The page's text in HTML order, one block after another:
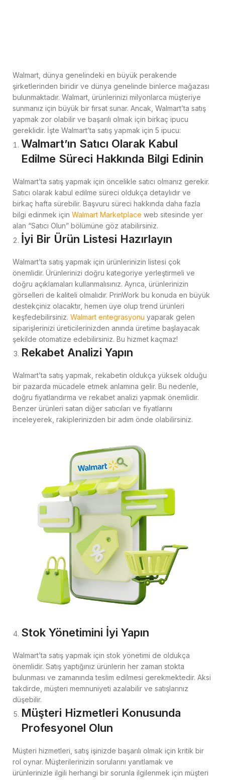
Walmart, dünya genelindeki en büyük perakende
şirketlerinden biridir ve dünya genelinde binlerce mağazası
bulunmaktadır. Walmart, ürünlerinizi milyonlarca müşteriye
sunmanız için büyük bir fırsat sunar. Ancak, Walmart’ta satış
yapmak zor olabilir ve başarılı olmak için birkaç ipucu
gereklidir. İşte Walmart’ta satış yapmak için 5 ipucu:
Walmart’ın Satıcı Olarak Kabul
Edilme Süreci Hakkında Bilgi Edinin
Walmart’ta satış yapmak için öncelikle satıcı olmanız gerekir.
Satıcı olarak kabul edilme süreci oldukça detaylıdır ve
birkaç hafta sürebilir. Başvuru süreci hakkında daha fazla
bilgi edinmek için Walmart Marketplace web sitesinde yer
alan “Satıcı Olun” bölümüne göz atabilirsiniz.
İyi Bir Ürün Listesi Hazırlayın
Walmart’ta satış yapmak için ürünlerinizin listesi çok
önemlidir. Ürünlerinizi doğru kategoriye yerleştirmeli ve
doğru açıklamaları kullanmalısınız. Ayrıca, ürünlerinizin
görselleri de kaliteli olmalıdır. PrinWork bu konuda en büyük
destekçiniz olacaktır, hemen üye olup trend ürünleri
keşfedebilirsiniz. Walmart entegrasyonu yaparak gelen
siparişlerinizi üreticilerinizden anında üretime başlayacak
şekilde otomatize edebilirsiniz. Bu hizmet kaçmaz!
Rekabet Analizi Yapın
Walmart’ta satış yapmak, rekabetin oldukça yüksek olduğu
bir pazarda mücadele etmek anlamına gelir. Bu nedenle,
doğru fiyatlandırma ve rekabet analizi yapmak önemlidir.
Benzer ürünleri satan diğer satıcıları ve fiyatlarını
inceleyerek, rakiplerinizden bir adım önde olabilirsiniz.
Stok Yönetimini İyi Yapın
Walmart’ta satış yapmak için stok yönetimi de oldukça
önemlidir. Satış yaptığınız ürünlerin her zaman stokta
bulunması ve zamanında teslim edilmesi gerekmektedir. Aksi
takdirde, müşteri memnuniyeti azalabilir ve satışlarınız
düşebilir.
Müşteri Hizmetleri Konusunda
Profesyonel Olun
Müşteri hizmetleri, satış işinizde başarılı olmak için kritik bir
rol oynar. Müşterilerinizin sorularını yanıtlamak ve
ürünlerinizle ilgili herhangi bir sorunla ilgilenmek için müşteri